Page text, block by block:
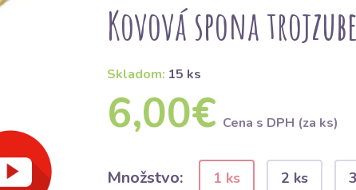
Kovová spona
Skladom: 15 ks
6,00€ Cena s DPH (za ks)
Množstvo: 1 ks 2 ks